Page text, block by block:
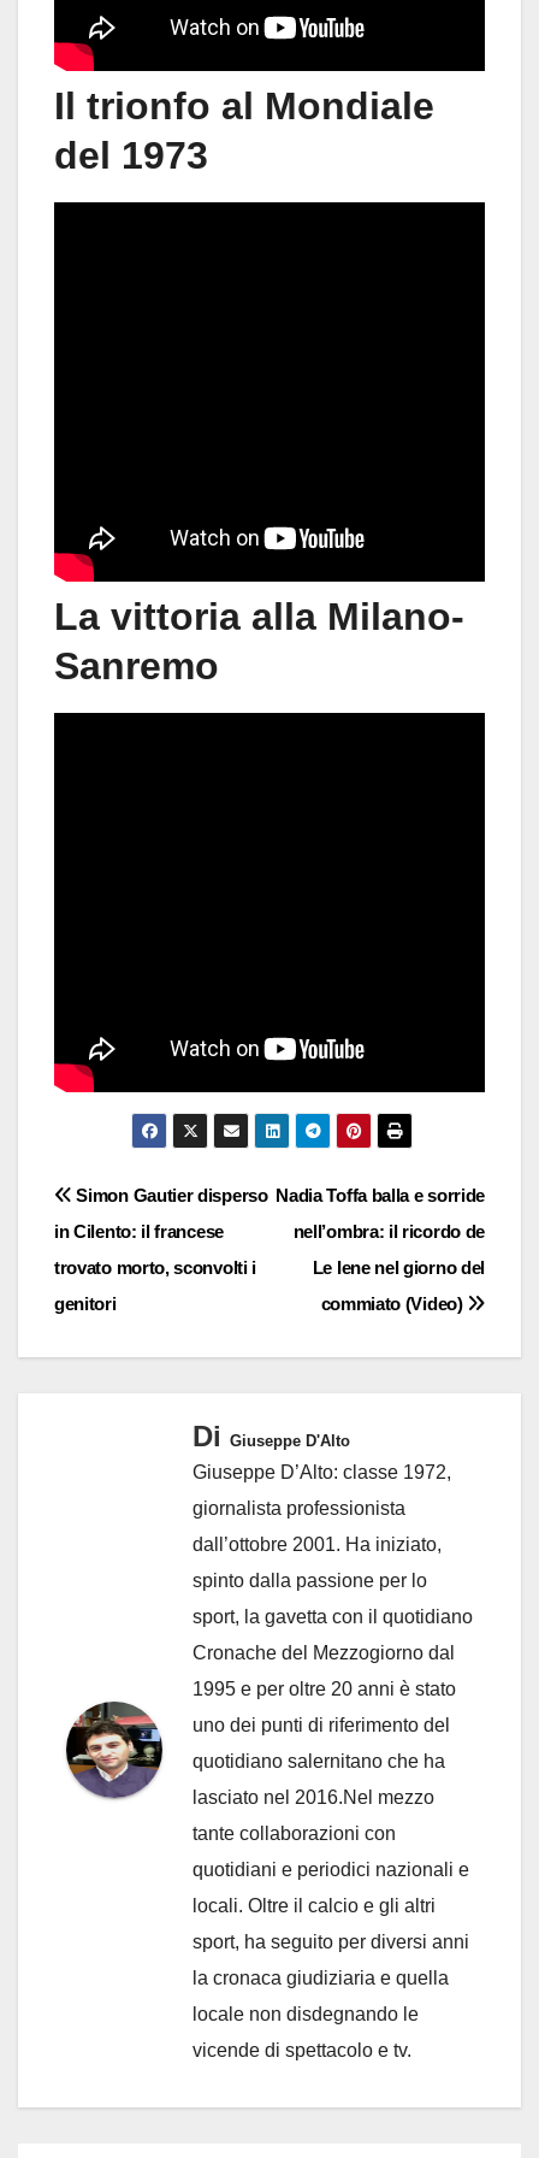
Il trionfo al Mondiale
del 1973
La vittoria alla Milano-
Sanremo
Navigazione
articoli
Nadia Toffa balla e sorride
nell’ombra: il ricordo de
Le Iene nel giorno del
commiato (Video)
Simon Gautier disperso
in Cilento: il francese
trovato morto, sconvolti i
genitori
Di Giuseppe D'Alto
Giuseppe D’Alto: classe 1972,
giornalista professionista
dall’ottobre 2001. Ha iniziato,
spinto dalla passione per lo
sport, la gavetta con il quotidiano
Cronache del Mezzogiorno dal
1995 e per oltre 20 anni è stato
uno dei punti di riferimento del
quotidiano salernitano che ha
lasciato nel 2016.Nel mezzo
tante collaborazioni con
quotidiani e periodici nazionali e
locali. Oltre il calcio e gli altri
sport, ha seguito per diversi anni
la cronaca giudiziaria e quella
locale non disdegnando le
vicende di spettacolo e tv.